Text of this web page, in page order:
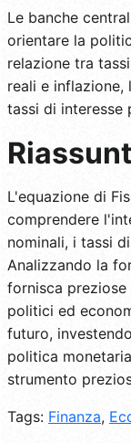
Le banche
orientare la
relazione tra
reali e inflazione,
tassi di interesse
L'equazione di
comprendere
nominali, i tassi
Analizzando la
fornisca
politici ed
futuro,
politica
strumento
Tags: Finanza,